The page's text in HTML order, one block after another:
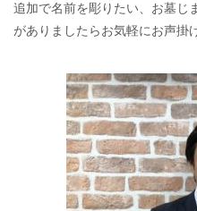
追加で名前を彫りたい、お墓じ
がありましたらお気軽にお声掛